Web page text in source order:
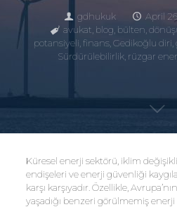
gdhukuk April
avukat blog bülten
potansiyeli finans Gedikoğlu diri
Sürdürülebilirlik rüzgar
Küresel enerji sektörü, iklim
endişeleri ve enerji güvenliği
karşı karşıyadır. Özellikle,
yaşadığı benzeri görülmemiş